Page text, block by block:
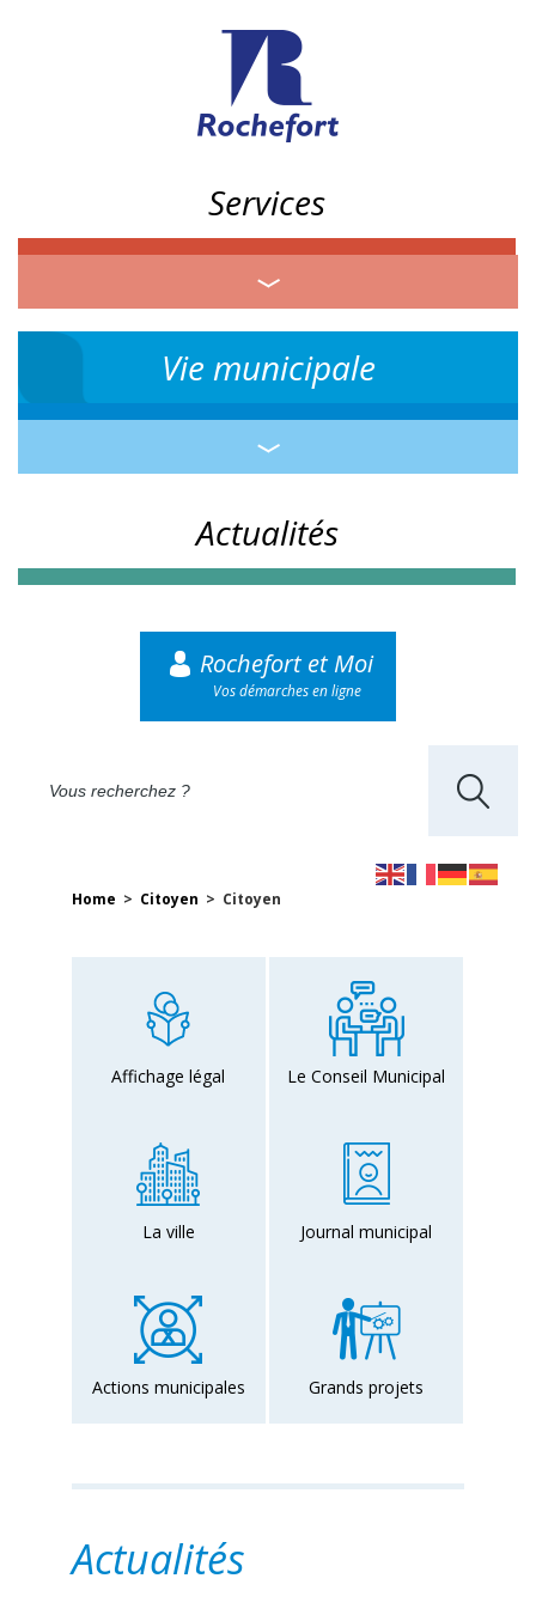
Services
Vie municipale
Actualités
Rochefort et Moi
Vos démarches en ligne
Home > Citoyen > Citoyen
Affichage légal Le Conseil Municipal
La ville Journal municipal
Actions municipales Grands projets
Actualités